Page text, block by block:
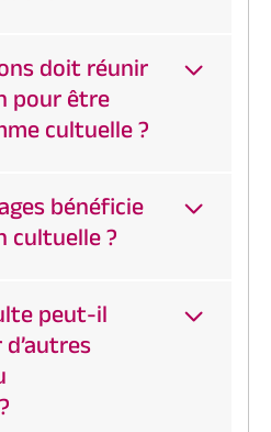
doit réunir
pour être
cultuelle ?
bénéficie
cultuelle ?
peut-il